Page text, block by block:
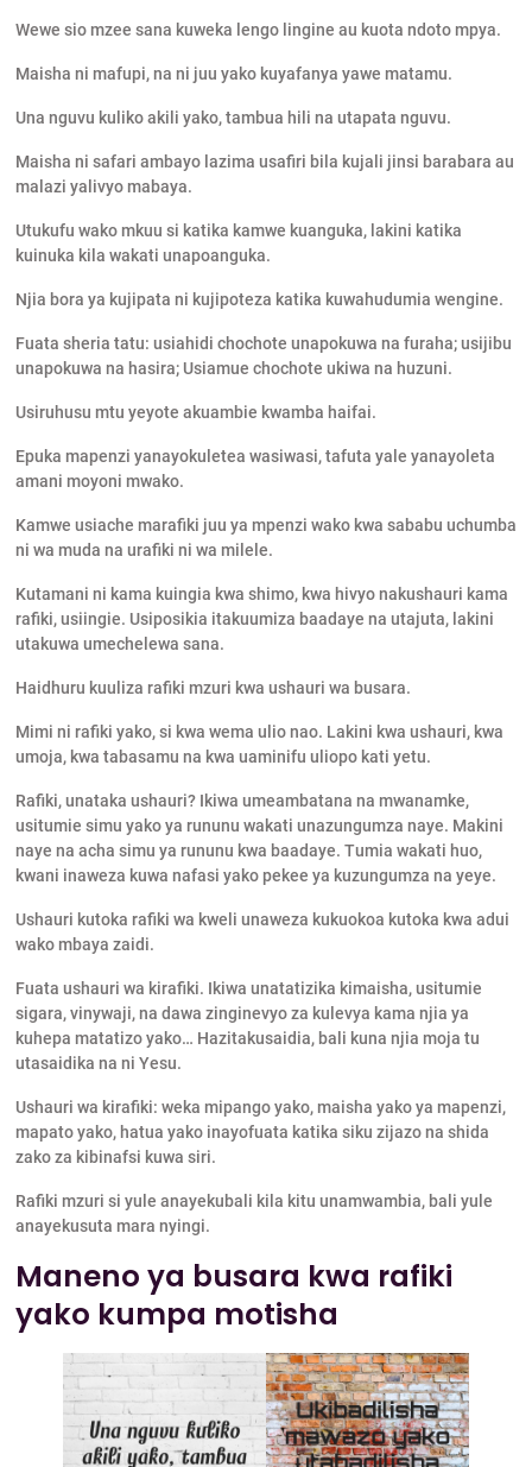
Wewe sio mzee sana kuweka lengo lingine au kuota ndoto mpya.
Maisha ni mafupi, na ni juu yako kuyafanya yawe matamu.
Una nguvu kuliko akili yako, tambua hili na utapata nguvu.
Maisha ni safari ambayo lazima usafiri bila kujali jinsi barabara au
malazi yalivyo mabaya.
Utukufu wako mkuu si katika kamwe kuanguka, lakini katika
kuinuka kila wakati unapoanguka.
Njia bora ya kujipata ni kujipoteza katika kuwahudumia wengine.
Fuata sheria tatu: usiahidi chochote unapokuwa na furaha; usijibu
unapokuwa na hasira; Usiamue chochote ukiwa na huzuni.
Usiruhusu mtu yeyote akuambie kwamba haifai.
Epuka mapenzi yanayokuletea wasiwasi, tafuta yale yanayoleta
amani moyoni mwako.
Kamwe usiache marafiki juu ya mpenzi wako kwa sababu uchumba
ni wa muda na urafiki ni wa milele.
Kutamani ni kama kuingia kwa shimo, kwa hivyo nakushauri kama
rafiki, usiingie. Usiposikia itakuumiza baadaye na utajuta, lakini
utakuwa umechelewa sana.
Haidhuru kuuliza rafiki mzuri kwa ushauri wa busara.
Mimi ni rafiki yako, si kwa wema ulio nao. Lakini kwa ushauri, kwa
umoja, kwa tabasamu na kwa uaminifu uliopo kati yetu.
Rafiki, unataka ushauri? Ikiwa umeambatana na mwanamke,
usitumie simu yako ya rununu wakati unazungumza naye. Makini
naye na acha simu ya rununu kwa baadaye. Tumia wakati huo,
kwani inaweza kuwa nafasi yako pekee ya kuzungumza na yeye.
Ushauri kutoka rafiki wa kweli unaweza kukuokoa kutoka kwa adui
wako mbaya zaidi.
Fuata ushauri wa kirafiki. Ikiwa unatatizika kimaisha, usitumie
sigara, vinywaji, na dawa zinginevyo za kulevya kama njia ya
kuhepa matatizo yako… Hazitakusaidia, bali kuna njia moja tu
utasaidika na ni Yesu.
Ushauri wa kirafiki: weka mipango yako, maisha yako ya mapenzi,
mapato yako, hatua yako inayofuata katika siku zijazo na shida
zako za kibinafsi kuwa siri.
Rafiki mzuri si yule anayekubali kila kitu unamwambia, bali yule
anayekusuta mara nyingi.
Maneno ya busara kwa rafiki
yako kumpa motisha